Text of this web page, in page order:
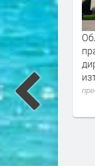
водач
на АМ